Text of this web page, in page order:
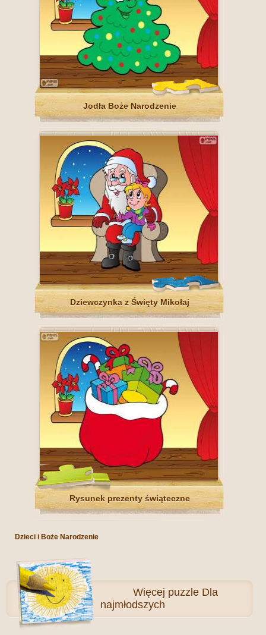
Jodła Boże Narodzenie
Dziewczynka z Święty Mikołaj
Rysunek prezenty świąteczne
Dzieci i Boże Narodzenie
Więcej puzzle Dla
najmłodszych